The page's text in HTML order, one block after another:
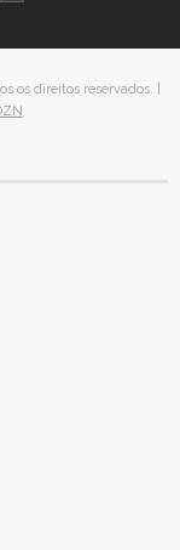
os direitos reservados. |